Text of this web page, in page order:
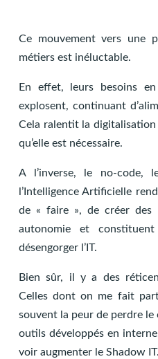
Ce mouvement vers une
métiers est inéluctable.
En effet, leurs besoins
explosent, continuant
Cela ralentit la digitalisation
qu’elle est nécessaire.
A l’inverse, le no-code,
l’Intelligence Artificielle
de « faire », de créer
autonomie et
désengorger l’IT.
Bien sûr, il y a des
Celles dont on me fait
souvent la peur de perdre
outils développés en
voir augmenter le Shadow IT.